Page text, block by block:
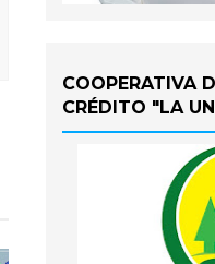
COOPERATIVA
CRÉDITO "LA